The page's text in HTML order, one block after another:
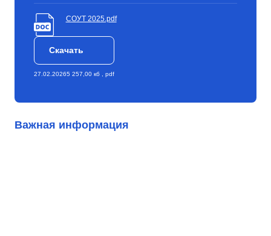
СОУТ 2025.pdf
Скачать
27.02.20265 257,00 кб , pdf
Важная информация